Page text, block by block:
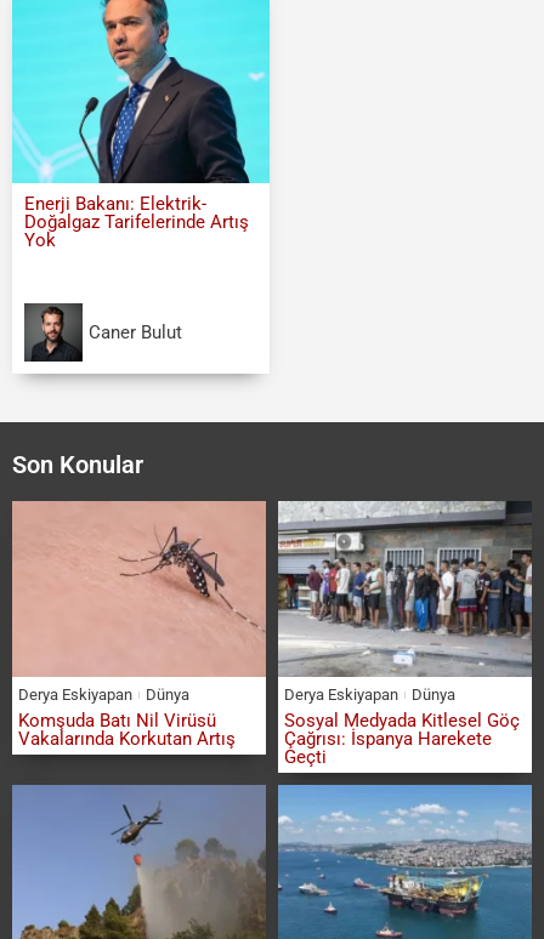
Enerji Bakanı: Elektrik-
Doğalgaz Tarifelerinde Artış
Yok
Caner Bulut
Son Konular
Derya Eskiyapan Dünya
Komşuda Batı Nil Virüsü
Vakalarında Korkutan Artış
Derya Eskiyapan Dünya
Sosyal Medyada Kitlesel Göç
Çağrısı: İspanya Harekete
Geçti